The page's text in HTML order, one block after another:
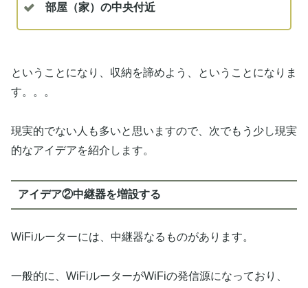
部屋（家）の中央付近
ということになり、収納を諦めよう、ということになりま
す。。。
現実的でない人も多いと思いますので、次でもう少し現実
的なアイデアを紹介します。
アイデア②中継器を増設する
WiFiルーターには、中継器なるものがあります。
一般的に、WiFiルーターがWiFiの発信源になっており、